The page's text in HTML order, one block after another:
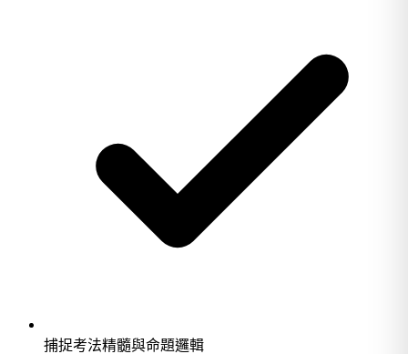
捕捉考法精髓與命題邏輯